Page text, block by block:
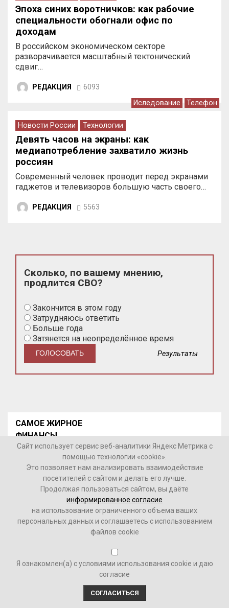
Эпоха синих воротничков: как рабочие
специальности обогнали офис по
доходам
В российском экономическом секторе
разворачивается масштабный тектонический
сдвиг…
РЕДАКЦИЯ 6093
Иследование Телефон
Новости России Технологии
Девять часов на экраны: как
медиапотребление захватило жизнь
россиян
Современный человек проводит перед экранами
гаджетов и телевизоров большую часть своего…
РЕДАКЦИЯ 5563
Сколько, по вашему мнению,
продлится СВО?
Закончится в этом году
Затрудняюсь ответить
Больше года
Затянется на неопределённое время
Результаты
САМОЕ ЖИРНОЕ
ФИНАНСЫ
ТЕХНОЛОГИИ
НОВОСТИ В МИРЕ
НОВОСТИ РОССИИ
© 2026 Интернет-газета «МедиаЖир» -Согласие
пользователя на обработку данных
сфере связи, информационных технологий и массовых
Сайт использует сервис веб-аналитики Яндекс Метрика с
помощью технологии «cookie».
Это позволяет нам анализировать взаимодействие
посетителей с сайтом и делать его лучше.
Продолжая пользоваться сайтом, вы даёте
информированное согласие
на использование ограниченного объема ваших
персональных данных и соглашаетесь с использованием
файлов cookie
Я ознакомлен(а) с условиями использования cookie и даю
согласие
СОГЛАСИТЬСЯ